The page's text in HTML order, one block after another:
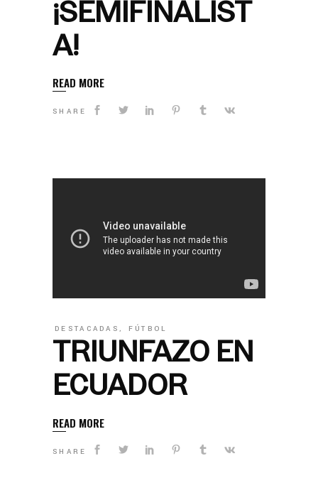
¡SEMIFINALIST
A!
READ MORE
SHARE
DESTACADAS, FÚTBOL
TRIUNFAZO EN
ECUADOR
READ MORE
SHARE